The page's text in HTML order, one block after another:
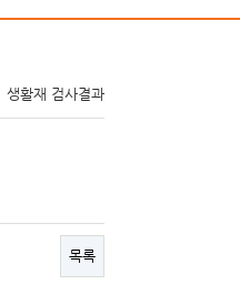
생활재 검사결과
목록